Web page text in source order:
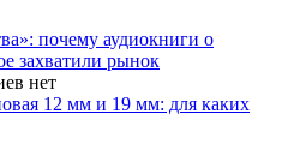
почему аудиокниги о
захватили рынок
нет